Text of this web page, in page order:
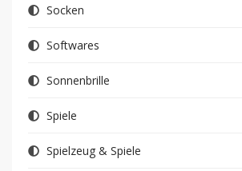
Socken
Softwares
Sonnenbrille
Spiele
Spielzeug & Spiele